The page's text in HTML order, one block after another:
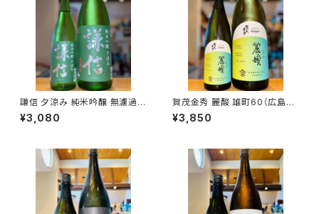
謙信 夕涼み 純米吟醸 無濾過生
1800ml１本（池田屋酒造・新潟
県糸魚川市新鉄）
¥3,080
賀茂金秀 麗酸 雄町60（広島限
定）1800ml１本（金光酒造・広
島県東広島市黒瀬町）
¥3,850